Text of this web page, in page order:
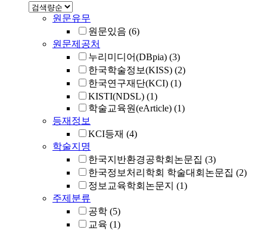
원문유무
원문있음 (6)
원문제공처
누리미디어(DBpia) (3)
한국학술정보(KISS) (2)
한국연구재단(KCI) (1)
KISTI(NDSL) (1)
학술교육원(eArticle) (1)
등재정보
KCI등재 (4)
학술지명
한국지반환경공학회논문집 (3)
한국정보처리학회 학술대회논문집 (2)
정보교육학회논문지 (1)
주제분류
공학 (5)
교육 (1)